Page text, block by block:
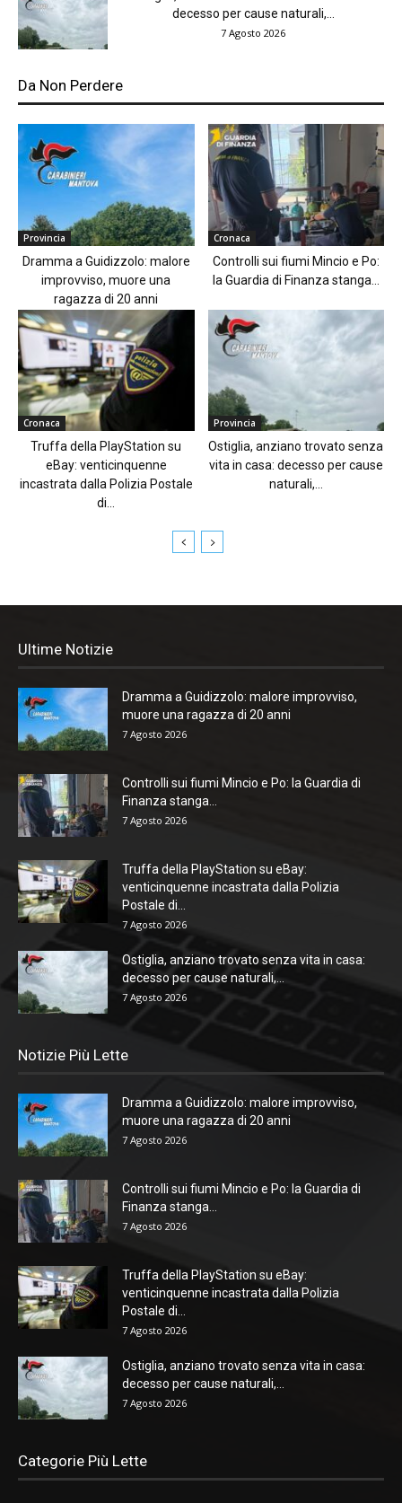
decesso per cause naturali,...
7 Agosto 2026
Da Non Perdere
Provincia
Dramma a Guidizzolo: malore
improvviso, muore una
ragazza di 20 anni
Cronaca
Controlli sui fiumi Mincio e Po:
la Guardia di Finanza stanga...
Cronaca
Truffa della PlayStation su
eBay: venticinquenne
incastrata dalla Polizia Postale
di...
Provincia
Ostiglia, anziano trovato senza
vita in casa: decesso per cause
naturali,...
Ultime Notizie
Dramma a Guidizzolo: malore improvviso,
muore una ragazza di 20 anni
7 Agosto 2026
Controlli sui fiumi Mincio e Po: la Guardia di
Finanza stanga...
7 Agosto 2026
Truffa della PlayStation su eBay:
venticinquenne incastrata dalla Polizia
Postale di...
7 Agosto 2026
Ostiglia, anziano trovato senza vita in casa:
decesso per cause naturali,...
7 Agosto 2026
Notizie Più Lette
Dramma a Guidizzolo: malore improvviso,
muore una ragazza di 20 anni
7 Agosto 2026
Controlli sui fiumi Mincio e Po: la Guardia di
Finanza stanga...
7 Agosto 2026
Truffa della PlayStation su eBay:
venticinquenne incastrata dalla Polizia
Postale di...
7 Agosto 2026
Ostiglia, anziano trovato senza vita in casa:
decesso per cause naturali,...
7 Agosto 2026
Categorie Più Lette